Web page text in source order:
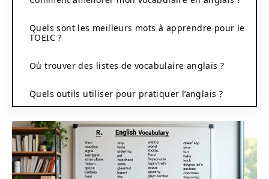
Quels sont les meilleurs mots à apprendre pour le
TOEIC ?
Où trouver des listes de vocabulaire anglais ?
Quels outils utiliser pour pratiquer l’anglais ?